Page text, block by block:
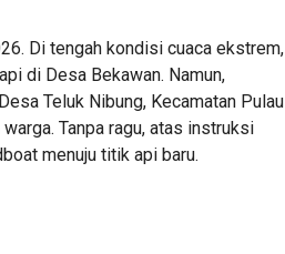
Di tengah kondisi cuaca ekstrem,
di Desa Bekawan. Namun,
Teluk Nibung, Kecamatan Pulau
Tanpa ragu, atas instruksi
menuju titik api baru.